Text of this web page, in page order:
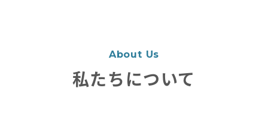
About Us
私たちについて